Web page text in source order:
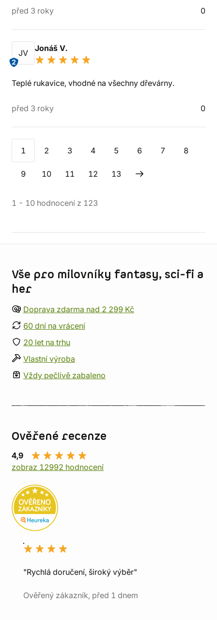
před 3 roky 0
JV
2
Jonáš V.
Teplé rukavice, vhodné na všechny dřevárny.
před 3 roky 0
1 2 3 4 5 6 7 8
9 10 11 12 13
1 - 10 hodnocení z 123
Vše pro milovníky fantasy, sci-fi a
her
Doprava zdarma nad 2 299 Kč
60 dní na vrácení
20 let na trhu
Vlastní výroba
Vždy pečlivě zabaleno
Ověřené recenze
4,9
zobraz 12992 hodnocení
"Rychlá doručení, široký výběr"
Ověřený zákazník, před 1 dnem